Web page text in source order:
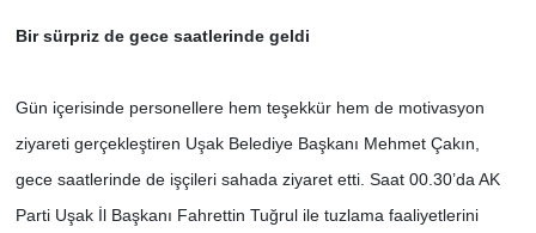
Bir sürpriz de gece saatlerinde geldi
Gün içerisinde personellere hem teşekkür hem de motivasyon
ziyareti gerçekleştiren Uşak Belediye Başkanı Mehmet Çakın,
gece saatlerinde de işçileri sahada ziyaret etti. Saat 00.30’da AK
Parti Uşak İl Başkanı Fahrettin Tuğrul ile tuzlama faaliyetlerini